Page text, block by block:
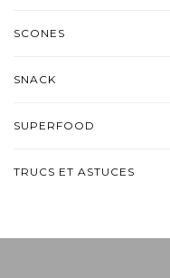
SCONES
SNACK
SUPERFOOD
TRUCS ET ASTUCES